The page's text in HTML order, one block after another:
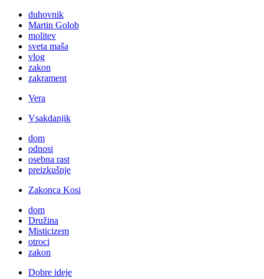
duhovnik
Martin Golob
molitev
sveta maša
vlog
zakon
zakrament
Vera
Vsakdanjik
dom
odnosi
osebna rast
preizkušnje
Zakonca Kosi
dom
Družina
Misticizem
otroci
zakon
Dobre ideje